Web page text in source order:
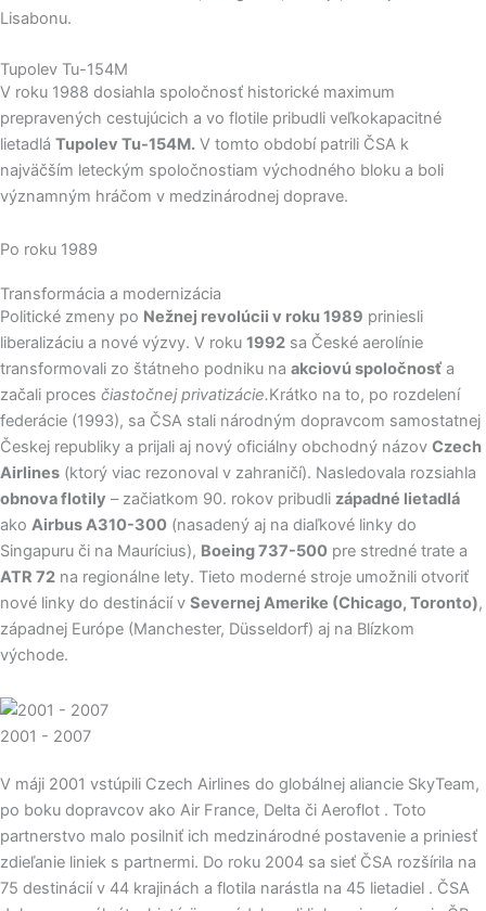
Lisabonu.
Tupolev Tu-154M
V roku 1988 dosiahla spoločnosť historické maximum
prepravených cestujúcich a vo flotile pribudli veľkokapacitné
lietadlá Tupolev Tu-154M. V tomto období patrili ČSA k
najväčším leteckým spoločnostiam východného bloku a boli
významným hráčom v medzinárodnej doprave.
Po roku 1989
Transformácia a modernizácia
Politické zmeny po Nežnej revolúcii v roku 1989 priniesli
liberalizáciu a nové výzvy. V roku 1992 sa České aerolínie
transformovali zo štátneho podniku na akciovú spoločnosť a
začali proces čiastočnej privatizácie.Krátko na to, po rozdelení
federácie (1993), sa ČSA stali národným dopravcom samostatnej
Českej republiky a prijali aj nový oficiálny obchodný názov Czech
Airlines (ktorý viac rezonoval v zahraničí). Nasledovala rozsiahla
obnova flotily – začiatkom 90. rokov pribudli západné lietadlá
ako Airbus A310-300 (nasadený aj na diaľkové linky do
Singapuru či na Maurícius), Boeing 737-500 pre stredné trate a
ATR 72 na regionálne lety. Tieto moderné stroje umožnili otvoriť
nové linky do destinácií v Severnej Amerike (Chicago, Toronto),
západnej Európe (Manchester, Düsseldorf) aj na Blízkom
východe.
2001 - 2007
V máji 2001 vstúpili Czech Airlines do globálnej aliancie SkyTeam,
po boku dopravcov ako Air France, Delta či Aeroflot . Toto
partnerstvo malo posilniť ich medzinárodné postavenie a priniesť
zdieľanie liniek s partnermi. Do roku 2004 sa sieť ČSA rozšírila na
75 destinácií v 44 krajinách a flotila narástla na 45 lietadiel . ČSA